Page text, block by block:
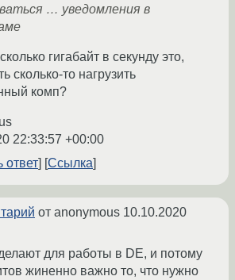
… уведомления в
гигабайт в секунду это,
сколько-то нагрузить
комп?
22:33:57 +00:00
ответ
Ссылка
от anonymous 10.10.2020
для работы в DE, и потому
жиненно важно то, что нужно